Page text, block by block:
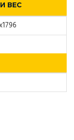
ВЕС